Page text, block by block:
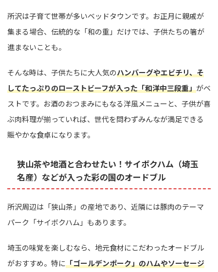
所沢は子育て世帯が多いベッドタウンです。お正月に親戚が
集まる場合、伝統的な「和の重」だけでは、子供たちの箸が
進まないことも。
そんな時は、子供たちに大人気のハンバーグやエビチリ、そ
してたっぷりのローストビーフが入った「和洋中三段重」がベ
ストです。お酒のおつまみにもなる洋風メニューと、子供が喜
ぶ肉料理が揃っていれば、世代を問わずみんなが満足できる
賑やかな食卓になります。
狭山茶や地酒と合わせたい！サイボクハム（埼玉
名産）などが入った彩の国のオードブル
所沢周辺は「狭山茶」の産地であり、近隣には豚肉のテーマ
パーク「サイボクハム」もあります。
埼玉の味覚を楽しむなら、地元食材にこだわったオードブル
がおすすめ。特に「ゴールデンポーク」のハムやソーセージ